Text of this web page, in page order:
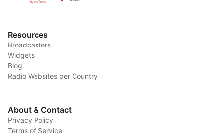
Resources
Broadcasters
Widgets
Blog
Radio Websites per Country
About & Contact
Privacy Policy
Terms of Service